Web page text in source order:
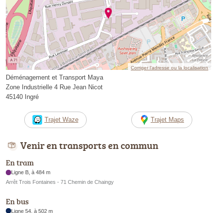
Corriger l’adresse ou la localisation
Déménagement et Transport Maya
Zone Industrielle 4 Rue Jean Nicot
45140 Ingré
Trajet Waze Trajet Maps
Venir en transports en commun
En tram
Ligne B, à 484 m
Arrêt Trois Fontaines - 71 Chemin de Chaingy
En bus
Ligne 54, à 502 m